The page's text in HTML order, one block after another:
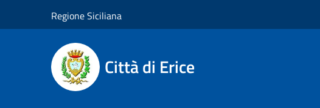
Regione Siciliana
Città di Erice